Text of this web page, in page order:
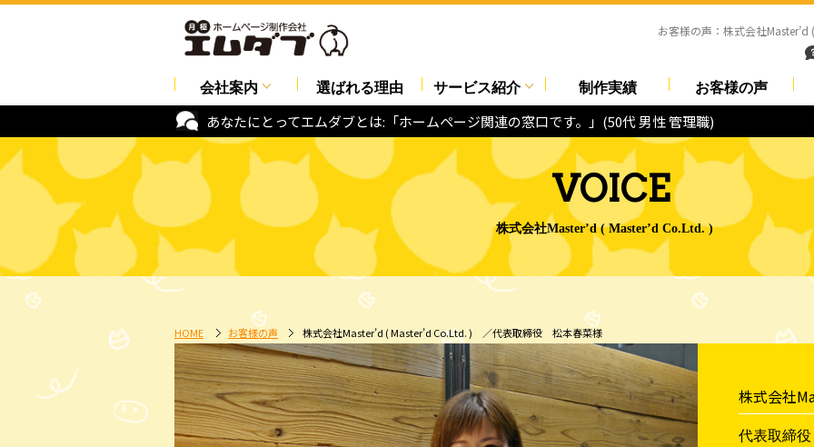
お客様の声：株式会社
会社案内 選ばれる理由 サービス紹介 制作実績 お客様の声
あなたにとってエムダブとは:「ホームページ関連の窓口です。」 (50代 男性 管理職)
VOICE
株式会社Master’d ( Master’d Co.Ltd. )
HOME お客様の声 株式会社Master’d ( Master’d Co.Ltd. ) ／代表取締役 松本春菜様
株式会社
代表取締役